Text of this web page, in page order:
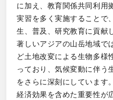
に加え、教育関係共同利用
実習を多く実施することで
生、普及、研究教育に貢献
著しいアジアの山岳地域で
ど土地改変による生物多様
っており、気候変動に伴う
をさらに深刻にしています
経済効果を含めた重要性が